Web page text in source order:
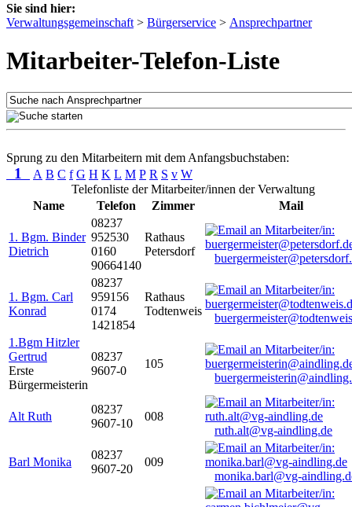
Sie sind hier:
Verwaltungsgemeinschaft > Bürgerservice > Ansprechpartner
Mitarbeiter-Telefon-Liste
Sprung zu den Mitarbeitern mit dem Anfangsbuchstaben:
1 A B C f G H K L M P R S v W
Telefonliste der Mitarbeiter/innen der Verwaltung
Name
Telefon Zimmer Mail
1. Bgm. Binder
Dietrich
08237
952530
0160
90664140
Rathaus
Petersdorf
1. Bgm. Carl
Konrad
08237
959156
0174
1421854
Rathaus
Todtenweis
1.Bgm Hitzler
Gertrud
Erste
Bürgermeisterin
08237
9607-0
105
Alt Ruth
08237
9607-10
008
ruth.alt@vg-aindling.de
Barl Monika
08237
9607-20
009
monika.barl@vg-